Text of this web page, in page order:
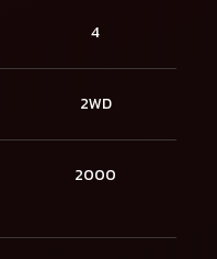
4
2WD
2000